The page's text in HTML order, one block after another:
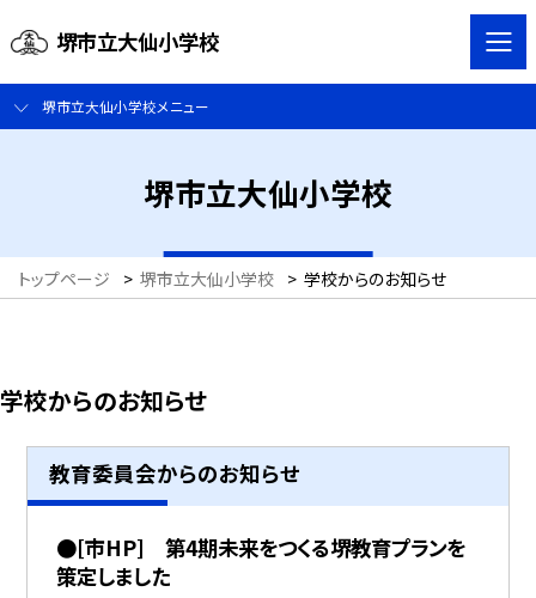
堺市立大仙小学校
堺市立大仙小学校メニュー
堺市立大仙小学校
トップページ > 堺市立大仙小学校 > 学校からのお知らせ
学校からのお知らせ
教育委員会からのお知らせ
●[市HP] 第4期未来をつくる堺教育プランを
策定しました